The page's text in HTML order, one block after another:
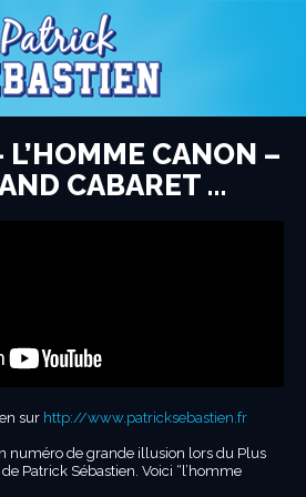
L’HOMME CANON –
CABARET …
sur http://www.patricksebastien.fr
numéro de grande illusion lors du Plus
Patrick Sébastien. Voici “l’homme